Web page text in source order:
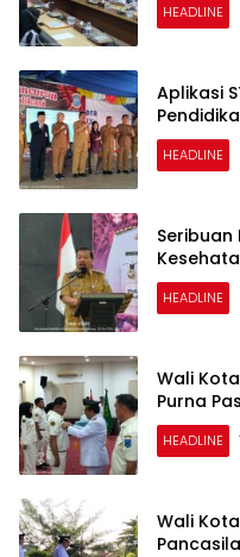
HEADLINE
Aplikasi
HEADLINE
Seribuan
HEADLINE
Wali
Purna
HEADLINE
Wali